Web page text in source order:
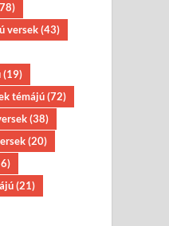
versek(43)
(19)
témájú(72)
(38)
(20)
(21)